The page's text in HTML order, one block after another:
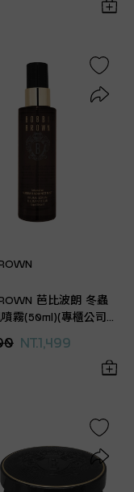
芭比波朗 冬蟲
霧(50ml)(專櫃公司
NT.1,499